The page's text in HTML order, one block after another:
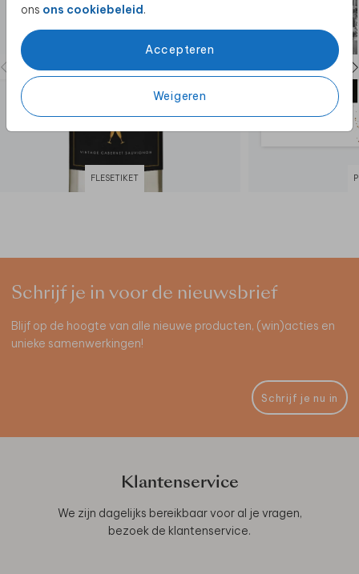
ons ons cookiebeleid.
Accepteren
Weigeren
FLESETIKET
Schrijf je in voor de nieuwsbrief
Blijf op de hoogte van alle nieuwe producten, (win)acties en
unieke samenwerkingen!
Schrijf je nu in
Klantenservice
We zijn dagelijks bereikbaar voor al je vragen,
bezoek de klantenservice.